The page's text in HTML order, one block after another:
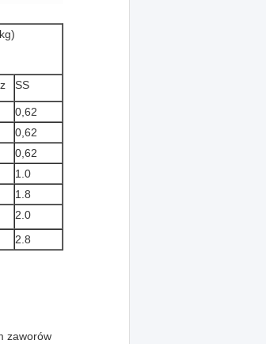
SS
0,62
0,62
0,62
1.0
1.8
2.0
2.8
zaworów